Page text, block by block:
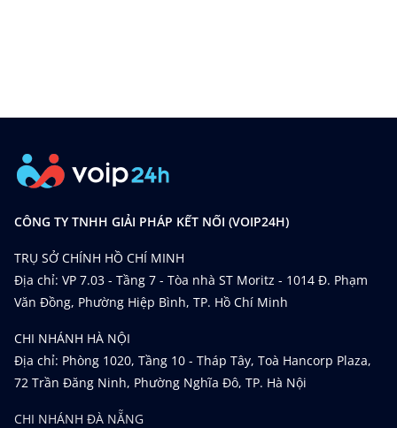
CÔNG TY TNHH GIẢI PHÁP KẾT NỐI (VOIP24H)
TRỤ SỞ CHÍNH HỒ CHÍ MINH
Địa chỉ: VP 7.03 - Tầng 7 - Tòa nhà ST Moritz - 1014 Đ. Phạm
Văn Đồng, Phường Hiệp Bình, TP. Hồ Chí Minh
CHI NHÁNH HÀ NỘI
Địa chỉ: Phòng 1020, Tầng 10 - Tháp Tây, Toà Hancorp Plaza,
72 Trần Đăng Ninh, Phường Nghĩa Đô, TP. Hà Nội
CHI NHÁNH ĐÀ NẴNG